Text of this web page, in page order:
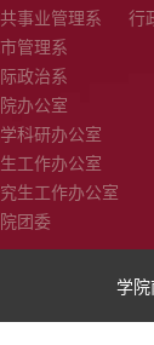
事业管理系
管理系
政治系
办公室
科研办公室
工作办公室
生工作办公室
团委
行
学院